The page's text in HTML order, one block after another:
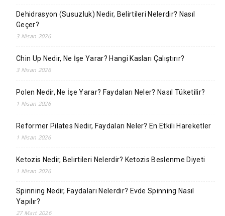
Dehidrasyon (Susuzluk) Nedir, Belirtileri Nelerdir? Nasıl
Geçer?
3 Nisan 2026
Chin Up Nedir, Ne İşe Yarar? Hangi Kasları Çalıştırır?
3 Nisan 2026
Polen Nedir, Ne İşe Yarar? Faydaları Neler? Nasıl Tüketilir?
1 Nisan 2026
Reformer Pilates Nedir, Faydaları Neler? En Etkili Hareketler
1 Nisan 2026
Ketozis Nedir, Belirtileri Nelerdir? Ketozis Beslenme Diyeti
1 Nisan 2026
Spinning Nedir, Faydaları Nelerdir? Evde Spinning Nasıl
Yapılır?
27 Mart 2026